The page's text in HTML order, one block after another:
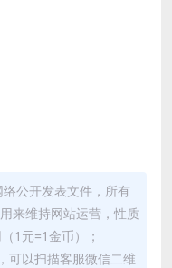
公开发表文件，所有
来维持网站运营，性质
1元=1金币）；
可以扫描客服微信二维